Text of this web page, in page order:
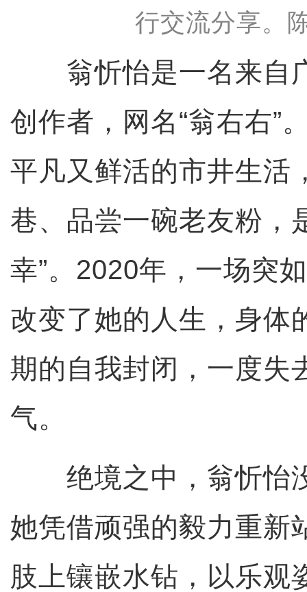
行交流分享。
翁忻怡是一名来自
创作者，网名“翁右右”
平凡又鲜活的市井生活
巷、品尝一碗老友粉，
幸”。2020年，一场突
改变了她的人生，身体
期的自我封闭，一度失
气。
绝境之中，翁忻怡
她凭借顽强的毅力重新
肢上镶嵌水钻，以乐观